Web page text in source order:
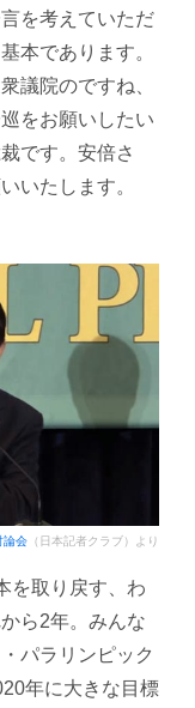
を考えていただ
本であります。
議院のですね、
をお願いしたい
です。安倍さ
いたします。
論会 （日本記者クラブ）より
を取り戻す、わ
ら2年。みんな
パラリンピック
年に大きな目標